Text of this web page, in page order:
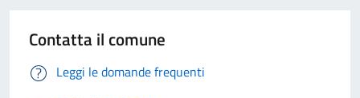
Contatta il comune
Leggi le domande frequenti